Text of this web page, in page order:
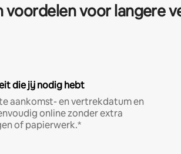
voordelen voor langere
die jij nodig hebt
aankomst- en vertrekdatum en
online zonder extra
of papierwerk.*